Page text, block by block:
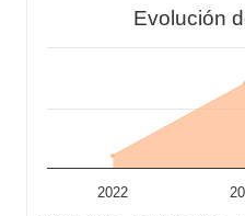
Evolución
2022